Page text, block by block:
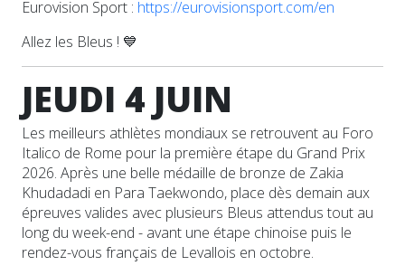
Eurovision Sport : https://eurovisionsport.com/en
Allez les Bleus ! 💙
JEUDI 4 JUIN
Les meilleurs athlètes mondiaux se retrouvent au Foro
Italico de Rome pour la première étape du Grand Prix
2026. Après une belle médaille de bronze de Zakia
Khudadadi en Para Taekwondo, place dès demain aux
épreuves valides avec plusieurs Bleus attendus tout au
long du week-end - avant une étape chinoise puis le
rendez-vous français de Levallois en octobre.